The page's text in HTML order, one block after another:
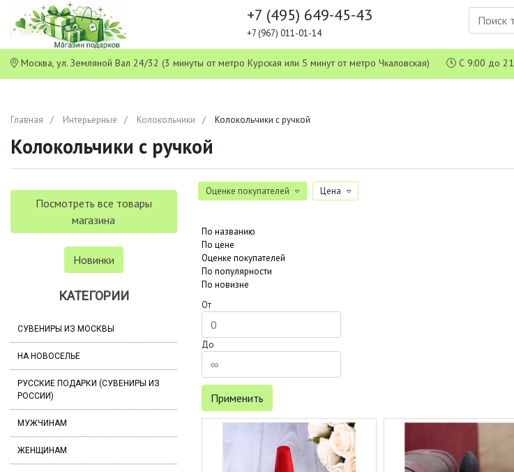
+7 (495) 649-45-43
+7 (967) 011-01-14
Москва, ул. Земляной Вал 24/32 (3 минуты от метро Курская или 5 минут от метро Чкаловская) С 9:00 до
Главная Интерьерные Колокольчики Колокольчики с ручкой
Колокольчики с ручкой
Посмотреть все товары
магазина
Новинки
КАТЕГОРИИ
СУВЕНИРЫ ИЗ МОСКВЫ
НА НОВОСЕЛЬЕ
РУССКИЕ ПОДАРКИ (СУВЕНИРЫ ИЗ
РОССИИ)
МУЖЧИНАМ
ЖЕНЩИНАМ
Оценке покупателей Цена
По названию
По цене
Оценке покупателей
По популярности
По новизне
От
До
Применить